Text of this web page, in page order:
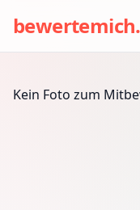
Kein Foto zum